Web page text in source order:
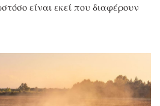
είναι εκεί που διαφέρουν